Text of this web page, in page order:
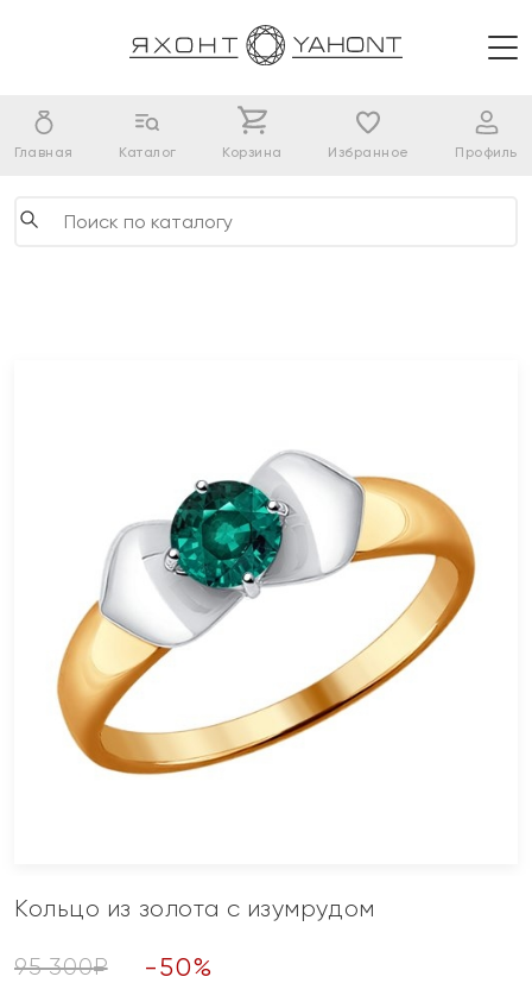
Главная Каталог Корзина Избранное Профиль
Кольцо из золота с изумрудом
95 300₽ -50%